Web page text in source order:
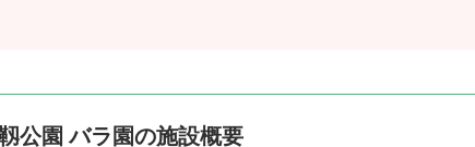
公園 バラ園の施設概要